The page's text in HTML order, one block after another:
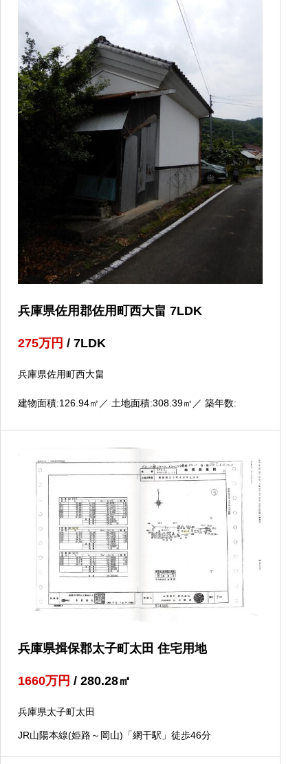
兵庫県佐用郡佐用町西大畠 7LDK
275万円 / 7LDK
兵庫県佐用町西大畠
建物面積:126.94㎡ ／ 土地面積:308.39㎡ ／ 築年数:
兵庫県揖保郡太子町太田 住宅用地
1660万円 / 280.28㎡
兵庫県太子町太田
JR山陽本線(姫路～岡山)「網干駅」徒歩46分